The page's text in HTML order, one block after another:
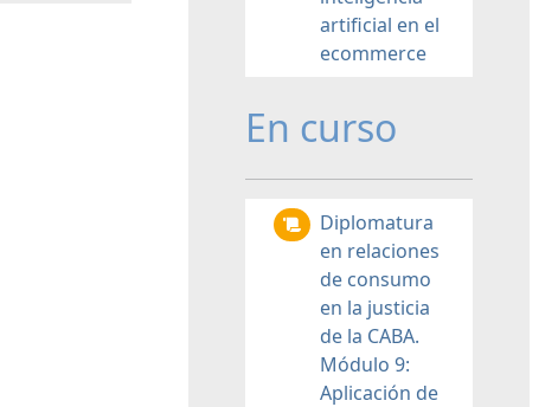
artificial en el
ecommerce
En curso
Diplomatura
en relaciones
de consumo
en la justicia
de la CABA.
Módulo 9:
Aplicación de